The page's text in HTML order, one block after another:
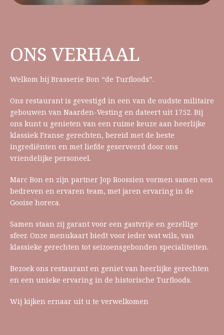
ONS VERHAAL
Welkom bij Brasserie Bon “de Turfloods”.
Ons restaurant is gevestigd in een van de oudste militaire
gebouwen van Naarden-Vesting en dateert uit 1752. Bij
ons kunt u genieten van een ruime keuze aan heerlijke
klassiek Franse gerechten, bereid met de beste
ingrediënten en met liefde geserveerd door ons
vriendelijke personeel.
Marc Bon en zijn partner Jop Roossien vormen samen een
bedreven en ervaren team, met jaren ervaring in de
Gooise horeca.
Samen staan zij garant voor een gastvrije en gezellige
sfeer. Onze menukaart biedt voor ieder wat wils, van
klassieke gerechten tot seizoensgebonden specialiteiten.
Bezoek ons restaurant en geniet van heerlijke gerechten
en een unieke ervaring in de historische Turfloods.
Wij kijken ernaar uit u te verwelkomen